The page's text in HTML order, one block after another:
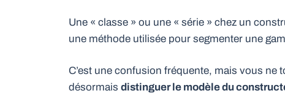
Une « classe » ou une « série » chez un
une méthode utilisée pour segmenter une
C’est une confusion fréquente, mais vous ne
désormais distinguer le modèle du